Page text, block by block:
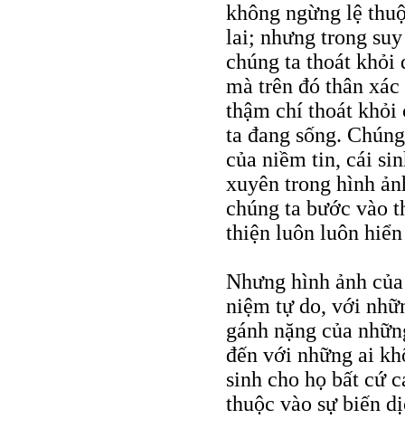
không ngừng lệ
lai; nhưng trong
chúng ta thoát khỏi
mà trên đó thân
thậm chí thoát khỏi
ta đang sống.
của niềm tin, cái
xuyên trong hình
chúng ta bước vào
thiện luôn luôn
Nhưng hình ảnh
niệm tự do, với
gánh nặng của
đến với những ai
sinh cho họ bất cứ
thuộc vào sự biến